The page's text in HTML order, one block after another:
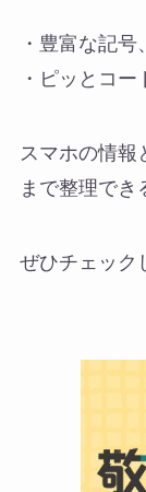
・豊富な記号
・ピッとコー
スマホの情報
まで整理でき
ぜひチェック